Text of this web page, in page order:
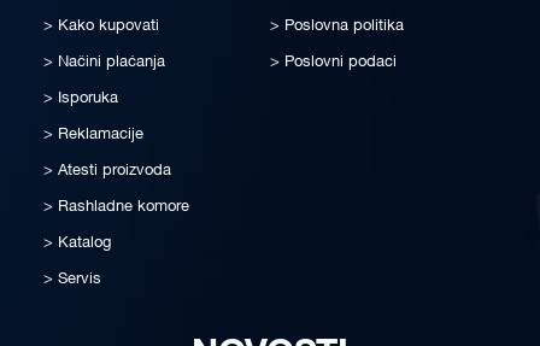
Kako kupovati
Načini plaćanja
Isporuka
Reklamacije
Atesti proizvoda
Rashladne komore
Katalog
Servis
Poslovna politika
Poslovni podaci